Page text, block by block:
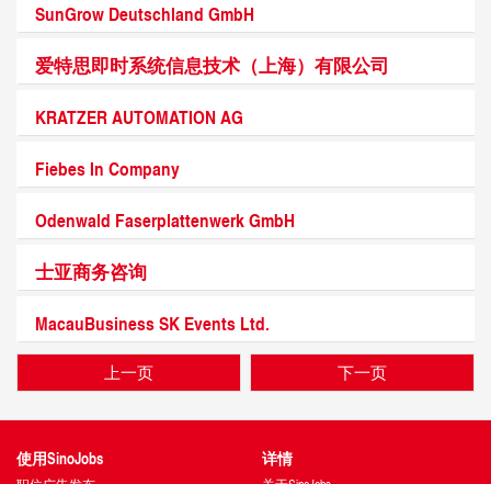
SunGrow Deutschland GmbH
爱特思即时系统信息技术（上海）有限公司
KRATZER AUTOMATION AG
Fiebes In Company
Odenwald Faserplattenwerk GmbH
士亚商务咨询
MacauBusiness SK Events Ltd.
上一页 下一页
使用SinoJobs 详情